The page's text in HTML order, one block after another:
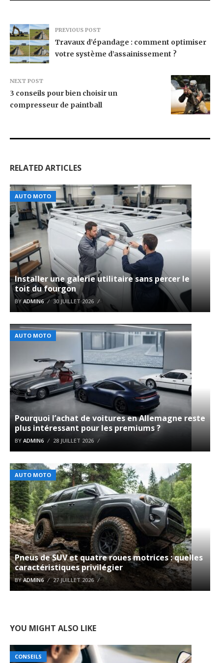
PREVIOUS POST
Travaux d’épandage : comment optimiser
votre système d’assainissement ?
NEXT POST
3 conseils pour bien choisir un
compresseur de paintball
RELATED ARTICLES
AUTO MOTO
Installer une galerie utilitaire sans percer le
toit du fourgon
BY ADMIN6 30 JUILLET 2026
AUTO MOTO
Pourquoi l’achat de voitures en Allemagne reste
plus intéressant pour les premiums ?
BY ADMIN6 28 JUILLET 2026
AUTO MOTO
Pneus de SUV et quatre roues motrices : quelles
caractéristiques privilégier
BYADMIN6 27 JUILLET 2026
YOU MIGHT ALSO LIKE
CONSEILS